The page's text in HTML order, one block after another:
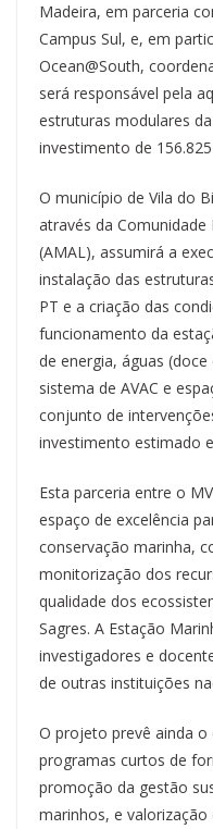
Madeira, em parceria
Campus Sul, e, em
Ocean@South,
será responsável pela
estruturas modulares
investimento de
O município de Vila do
através da
(AMAL), assumirá a
instalação das
PT e a criação das
funcionamento da
de energia, águas
sistema de AVAC e
conjunto de
investimento estimado
Esta parceria entre o
espaço de excelência
conservação marinha,
monitorização dos
qualidade dos
Sagres. A Estação
investigadores e
de outras instituições
O projeto prevê ainda
programas curtos de
promoção da gestão
marinhos, e